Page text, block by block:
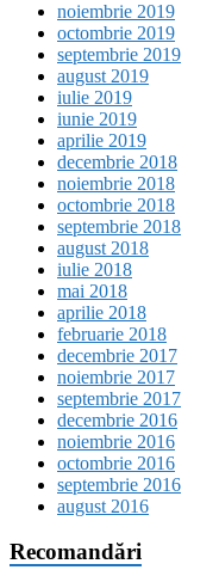
noiembrie 2019
octombrie 2019
septembrie 2019
august 2019
iulie 2019
iunie 2019
aprilie 2019
decembrie 2018
noiembrie 2018
octombrie 2018
septembrie 2018
august 2018
iulie 2018
mai 2018
aprilie 2018
februarie 2018
decembrie 2017
noiembrie 2017
septembrie 2017
decembrie 2016
noiembrie 2016
octombrie 2016
septembrie 2016
august 2016
Recomandări